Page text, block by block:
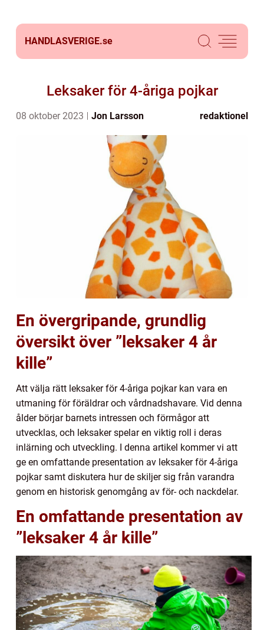
HANDLASVERIGE.se
Leksaker för 4-åriga pojkar
08 oktober 2023 Jon Larsson redaktionel
En övergripande, grundlig
översikt över ”leksaker 4 år
kille”
Att välja rätt leksaker för 4-åriga pojkar kan vara en
utmaning för föräldrar och vårdnadshavare. Vid denna
ålder börjar barnets intressen och förmågor att
utvecklas, och leksaker spelar en viktig roll i deras
inlärning och utveckling. I denna artikel kommer vi att
ge en omfattande presentation av leksaker för 4-åriga
pojkar samt diskutera hur de skiljer sig från varandra
genom en historisk genomgång av för- och nackdelar.
En omfattande presentation av
”leksaker 4 år kille”